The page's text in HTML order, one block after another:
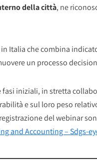
della città, ne
Italia che combina
un processo
iniziali, in stretta
e sul loro peso
del webinar
and Accounting – Sdgs-